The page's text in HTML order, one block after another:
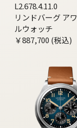
L2.678.4.11.0
リンドバーグ ア
ルウォッチ
￥887,700 (税込)